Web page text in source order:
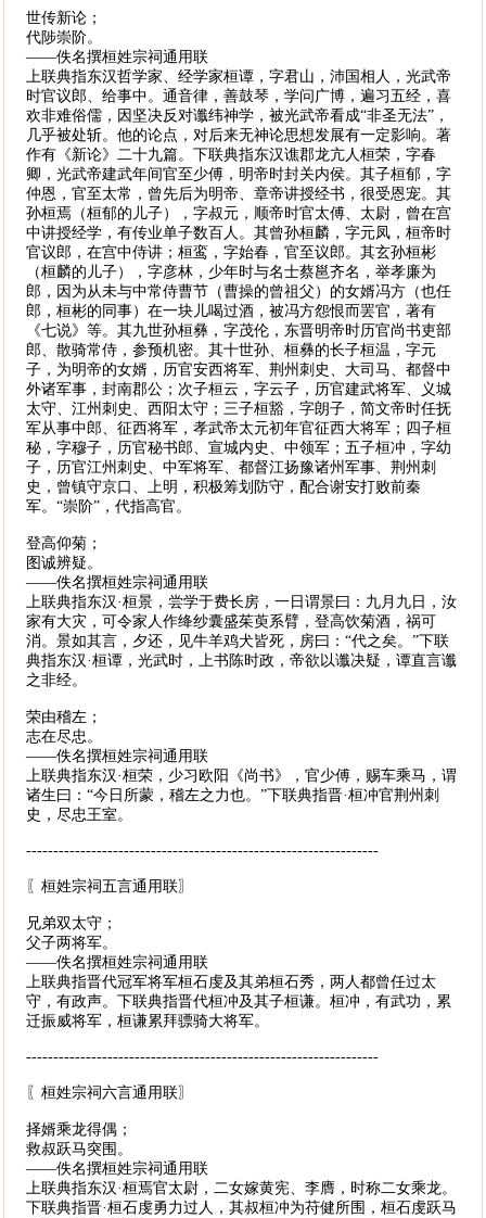
世传新论；
代陟崇阶。
——佚名撰桓姓宗祠通用联
上联典指东汉哲学家、经学家桓谭，字君山，沛国相人，光武帝
时官议郎、给事中。通音律，善鼓琴，学问广博，遍习五经，喜
欢非难俗儒，因坚决反对谶纬神学，被光武帝看成“非圣无法”，
几乎被处斩。他的论点，对后来无神论思想发展有一定影响。著
作有《新论》二十九篇。下联典指东汉谯郡龙亢人桓荣，字春
卿，光武帝建武年间官至少傅，明帝时封关内侯。其子桓郁，字
仲恩，官至太常，曾先后为明帝、章帝讲授经书，很受恩宠。其
孙桓焉（桓郁的儿子），字叔元，顺帝时官太傅、太尉，曾在宫
中讲授经学，有传业单子数百人。其曾孙桓麟，字元凤，桓帝时
官议郎，在宫中侍讲；桓鸾，字始春，官至议郎。其玄孙桓彬
（桓麟的儿子），字彦林，少年时与名士蔡邕齐名，举孝廉为
郎，因为从未与中常侍曹节（曹操的曾祖父）的女婿冯方（也任
郎，桓彬的同事）在一块儿喝过酒，被冯方怨恨而罢官，著有
《七说》等。其九世孙桓彝，字茂伦，东晋明帝时历官尚书吏部
郎、散骑常侍，参预机密。其十世孙、桓彝的长子桓温，字元
子，为明帝的女婿，历官安西将军、荆州刺史、大司马、都督中
外诸军事，封南郡公；次子桓云，字云子，历官建武将军、义城
太守、江州刺史、西阳太守；三子桓豁，字朗子，简文帝时任抚
军从事中郎、征西将军，孝武帝太元初年官征西大将军；四子桓
秘，字穆子，历官秘书郎、宣城内史、中领军；五子桓冲，字幼
子，历官江州刺史、中军将军、都督江扬豫诸州军事、荆州刺
史，曾镇守京口、上明，积极筹划防守，配合谢安打败前秦
军。“崇阶”，代指高官。
登高仰菊；
图诚辨疑。
——佚名撰桓姓宗祠通用联
上联典指东汉·桓景，尝学于费长房，一日谓景曰：九月九日，汝
家有大灾，可令家人作绛纱囊盛茱萸系臂，登高饮菊酒，祸可
消。景如其言，夕还，见牛羊鸡犬皆死，房曰：“代之矣。”下联
典指东汉·桓谭，光武时，上书陈时政，帝欲以谶决疑，谭直言谶
之非经。
荣由稽左；
志在尽忠。
——佚名撰桓姓宗祠通用联
上联典指东汉·桓荣，少习欧阳《尚书》，官少傅，赐车乘马，谓
诸生曰：“今日所蒙，稽左之力也。”下联典指晋·桓冲官荆州刺
史，尽忠王室。
-----------------------------------------------------------------
〖桓姓宗祠五言通用联〗
兄弟双太守；
父子两将军。
——佚名撰桓姓宗祠通用联
上联典指晋代冠军将军桓石虔及其弟桓石秀，两人都曾任过太
守，有政声。下联典指晋代桓冲及其子桓谦。桓冲，有武功，累
迁振威将军，桓谦累拜骠骑大将军。
-----------------------------------------------------------------
〖桓姓宗祠六言通用联〗
择婿乘龙得偶；
救叔跃马突围。
——佚名撰桓姓宗祠通用联
上联典指东汉·桓焉官太尉，二女嫁黄宪、李膺，时称二女乘龙。
下联典指晋·桓石虔勇力过人，其叔桓冲为苻健所围，桓石虔跃马